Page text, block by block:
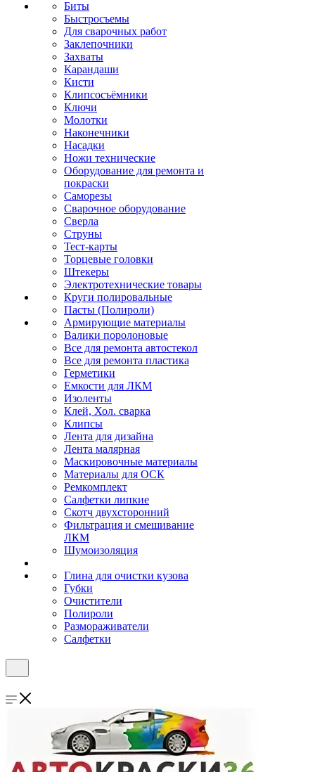
Биты
Быстросъемы
Для сварочных работ
Заклепочники
Захваты
Карандаши
Кисти
Клипсосъёмники
Ключи
Молотки
Наконечники
Насадки
Ножи технические
Оборудование для ремонта и
покраски
Саморезы
Сварочное оборудование
Сверла
Струны
Тест-карты
Торцевые головки
Штекеры
Электротехнические товары
Круги полировальные
Пасты (Полироли)
Армирующие материалы
Валики поролоновые
Все для ремонта автостекол
Все для ремонта пластика
Герметики
Емкости для ЛКМ
Изоленты
Клей, Хол. сварка
Клипсы
Лента для дизайна
Лента малярная
Маскировочные материалы
Материалы для ОСК
Ремкомплект
Салфетки липкие
Скотч двухсторонний
Фильтрация и смешивание
ЛКМ
Шумоизоляция
Глина для очистки кузова
Губки
Очистители
Полироли
Размораживатели
Салфетки